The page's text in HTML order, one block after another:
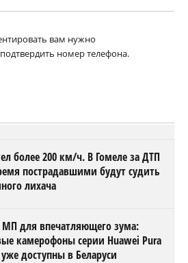
вам нужно
номер телефона.
более 200 км/ч. В Гомеле за ДТП
пострадавшими будут судить
лихача
МП для впечатляющего зума:
камерофоны серии Huawei Pura
уже доступны в Беларуси